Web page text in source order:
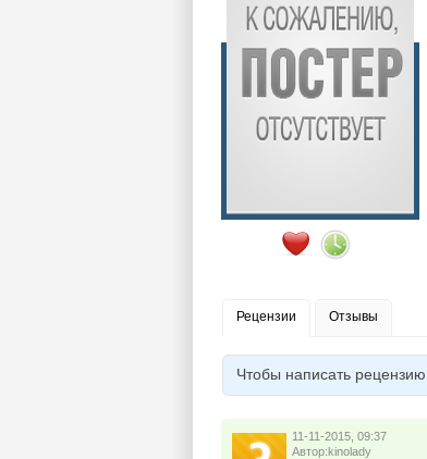
Рецензии
Чтобы написать
11-11-2015, 09:37
Автор:kinolady
Отзывы